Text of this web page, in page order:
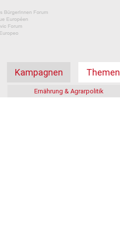
Kampagnen Themen
Ernährung & Agrarpolitik